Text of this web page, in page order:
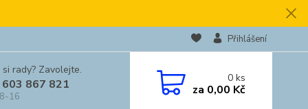
Přihlášení
rady? Zavolejte.
867 821
16
0ks
za 0,00 Kč